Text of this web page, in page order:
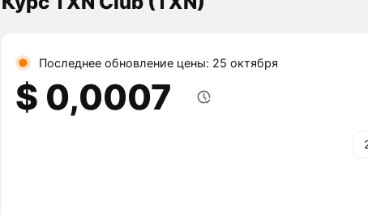
Последнее обновление цены: 25 октября
$ 0,0007